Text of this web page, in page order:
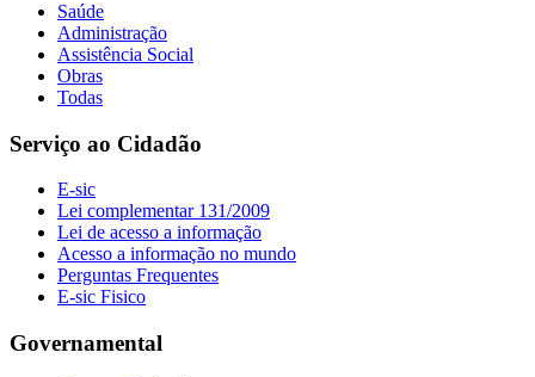
Saúde
Administração
Assistência Social
Obras
Todas
Serviço ao Cidadão
E-sic
Lei complementar 131/2009
Lei de acesso a informação
Acesso a informação no mundo
Perguntas Frequentes
E-sic Fisico
Governamental